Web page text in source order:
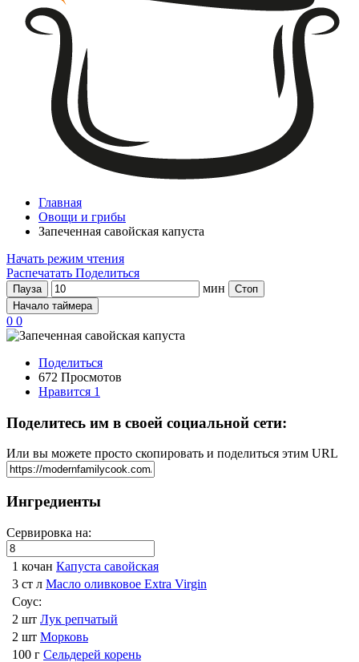
Главная
Овощи и грибы
Запеченная савойская капуста
Начать режим чтения
Распечатать Поделиться
Пауза мин
Стоп
Начало таймера
0 0
Поделиться
672 Просмотов
Нравится 1
Поделитесь им в своей социальной сети:
Или вы можете просто скопировать и поделиться этим URL
Ингредиенты
Сервировка на:
1 кочан Капуста савойская
3 ст л Масло оливковое Extra Virgin
Соус:
2 шт Лук репчатый
2 шт Морковь
100 г Сельдерей корень